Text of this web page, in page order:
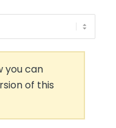
you can
of this